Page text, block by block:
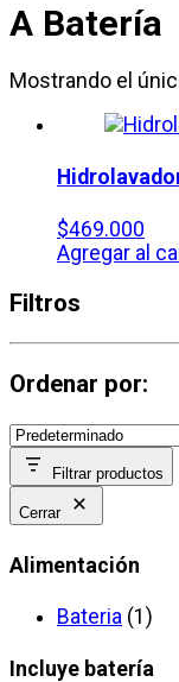
A Batería
Mostrando el
$469.000
Agregar al
Filtros
Ordenar por:
Filtrar productos
Cerrar
Alimentación
Bateria (1)
Incluye batería